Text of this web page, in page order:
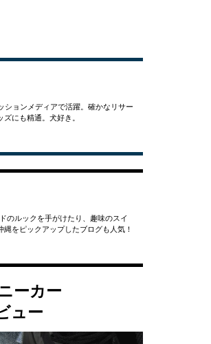
ションメディアで活躍。確かなリサー
にも精通。犬好き。
のルックを手がけたり、趣味のスイ
をピックアップしたブログも人気！
ーカー
ュー